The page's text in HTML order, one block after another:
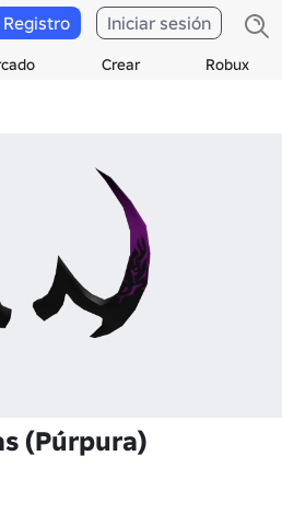
Crear Robux
Registro Iniciar sesión
(Púrpura)